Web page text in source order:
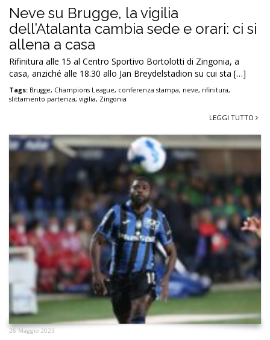
Neve su Brugge, la vigilia
dell’Atalanta cambia sede e orari: ci si
allena a casa
Rifinitura alle 15 al Centro Sportivo Bortolotti di Zingonia, a
casa, anziché alle 18.30 allo Jan Breydelstadion su cui sta […]
Tags: Brugge, Champions League, conferenza stampa, neve, rifinitura,
slittamento partenza, vigilia, Zingonia
LEGGI TUTTO
26 Maggio 2023